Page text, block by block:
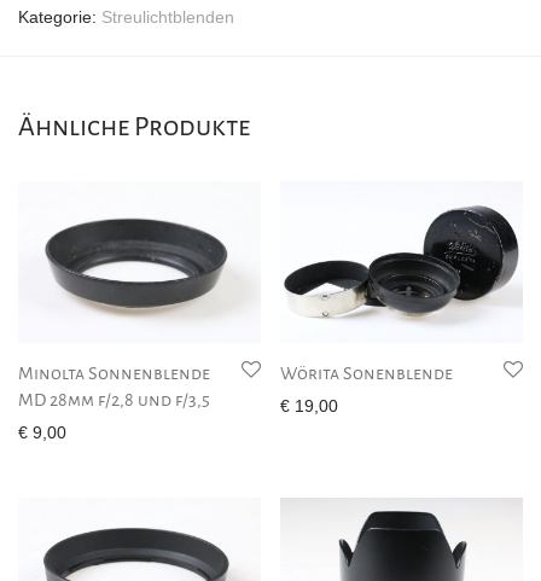
Kategorie: Streulichtblenden
Ähnliche Produkte
Minolta Sonnenblende
MD 28mm f/2,8 und f/3,5
€ 9,00
Wörita Sonenblende
€ 19,00